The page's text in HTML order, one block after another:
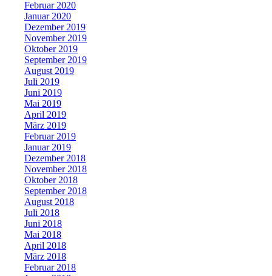
Februar 2020
Januar 2020
Dezember 2019
November 2019
Oktober 2019
September 2019
August 2019
Juli 2019
Juni 2019
Mai 2019
April 2019
März 2019
Februar 2019
Januar 2019
Dezember 2018
November 2018
Oktober 2018
September 2018
August 2018
Juli 2018
Juni 2018
Mai 2018
April 2018
März 2018
Februar 2018